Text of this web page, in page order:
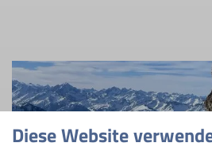
Diese Website